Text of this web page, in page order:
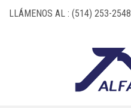
LLÁMENOS AL : (514) 253-2548